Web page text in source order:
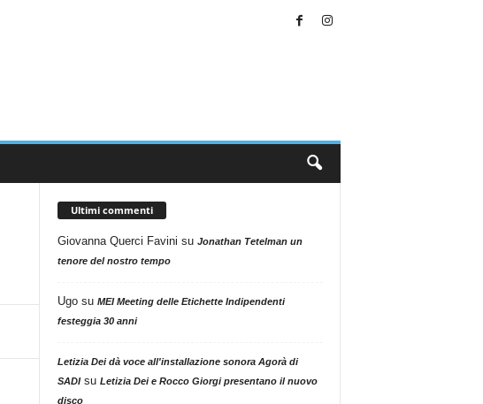
Ultimi commenti
Giovanna Querci Favini su Jonathan Tetelman un
tenore del nostro tempo
Ugosu MEI Meeting delle Etichette Indipendenti
festeggia 30 anni
Letizia Dei dà voce all'installazione sonora Agorà di
SADIsu Letizia Dei e Rocco Giorgi presentano il nuovo
disco